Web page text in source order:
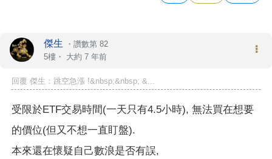
傑生 ・ 讚數第 82
5樓・ 大約 7 年前
回覆 傑生：跳空急漲 !&nbsp;&nbsp; &...
受限於ETF交易時間(一天只有4.5小時), 無法買在想要
的價位(但又不想一直盯盤).
本來還在懷疑自己數浪是否有誤,